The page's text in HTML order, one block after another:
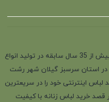
فروشگاه سیاکُر فروش لباس زنانه با بیش از 35 سال سابقه در تولید انواع
در استان سرسبز گیلان شهر رشت
اینترنتی خود را در سریعترین
قصد خرید لباس زنانه با کیفیت